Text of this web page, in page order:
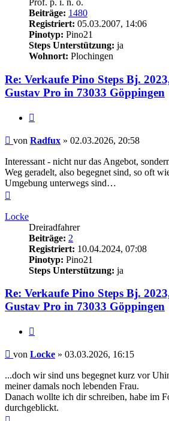
Prof. p. i. n. o.
Beiträge: 1480
Registriert: 05.03.2007, 14:06
Pinotyp: Pino21
Steps Unterstützung: ja
Wohnort: Plochingen
Re: Verkaufe Pino Steps Bj.
Gustav Pro in 73033 Göppingen
Beitrag
von Radfux » 02.03.2026, 20:58
Interessant - nicht nur das Angebot,
Weg geradelt, also begegnet sind, so oft
Umgebung unterwegs sind…
Locke
Dreiradfahrer
Beiträge: 2
Registriert: 10.04.2024, 07:08
Pinotyp: Pino21
Steps Unterstützung: ja
Re: Verkaufe Pino Steps Bj.
Gustav Pro in 73033 Göppingen
Beitrag
von Locke » 03.03.2026, 16:15
...doch wir sind uns begegnet kurz vor
meiner damals noch lebenden Frau.
Danach wollte ich dir schreiben, habe im
durchgeblickt.